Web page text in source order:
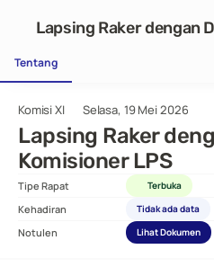
Komisi XI Selasa, 19 Mei 2026
Lapsing Raker
Komisioner LPS
Tipe Rapat Terbuka
Kehadiran Tidak ada data
Notulen Lihat Dokumen
Lapsing Raker dengan
Tentang